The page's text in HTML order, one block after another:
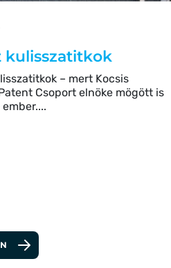
kulisszatitkok
– mert Kocsis
Csoport elnöke mögött is